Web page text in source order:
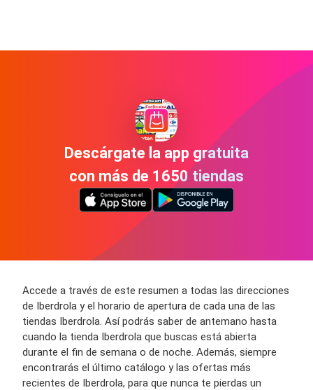
Descárgate la app gratuita
con más de 1650 tiendas
Accede a través de este resumen a todas las direcciones
de Iberdrola y el horario de apertura de cada una de las
tiendas Iberdrola. Así podrás saber de antemano hasta
cuando la tienda Iberdrola que buscas está abierta
durante el fin de semana o de noche. Además, siempre
encontrarás el último catálogo y las ofertas más
recientes de Iberdrola, para que nunca te pierdas un